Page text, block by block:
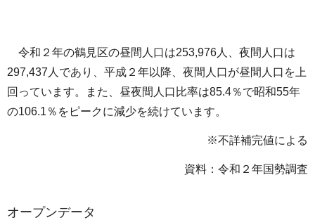
令和２年の鶴見区の昼間人口は253,976人、夜間人口は
297,437人であり、平成２年以降、夜間人口が昼間人口を上
回っています。また、昼夜間人口比率は85.4％で昭和55年
の106.1％をピークに減少を続けています。
※不詳補完値による
資料：令和２年国勢調査
オープンデータ